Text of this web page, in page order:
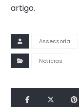
artigo.
Assessoria
Notícias